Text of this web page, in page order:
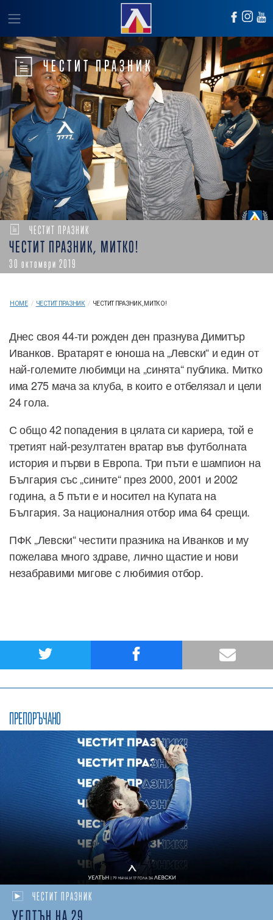
ЧЕСТИТ ПРАЗНИК
ЧЕСТИТ ПРАЗНИК
ЧЕСТИТ ПРАЗНИК, МИТКО!
30 октомври 2019
HOME / ЧЕСТИТ ПРАЗНИК / ЧЕСТИТ ПРАЗНИК, МИТКО!
Днес своя 44-ти рожден ден празнува Димитър
Иванков. Вратарят е юноша на „Левски“ и един от
най-големите любимци на „синята“ публика. Митко
има 275 мача за клуба, в които е отбелязал и цели
24 гола.
С общо 42 попадения в цялата си кариера, той е
третият най-резултатен вратар във футболната
история и първи в Европа. Три пъти е шампион на
България със „сините“ през 2000, 2001 и 2002
година, а 5 пъти е и носител на Купата на
България. За националния отбор има 64 срещи.
ПФК „Левски“ честити празника на Иванков и му
пожелава много здраве, лично щастие и нови
незабравими мигове с любимия отбор.
ПРЕПОРЪЧАНО
ЧЕСТИТ ПРАЗНИК
УЕЛТЪН НА 29